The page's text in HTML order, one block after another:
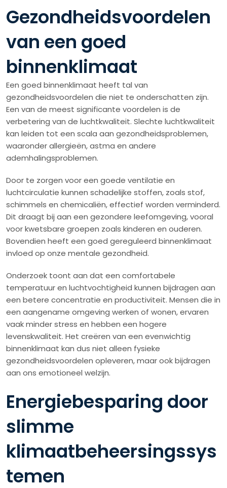
Gezondheidsvoordelen
van een goed
binnenklimaat
Een goed binnenklimaat heeft tal van
gezondheidsvoordelen die niet te onderschatten zijn.
Een van de meest significante voordelen is de
verbetering van de luchtkwaliteit. Slechte luchtkwaliteit
kan leiden tot een scala aan gezondheidsproblemen,
waaronder allergieën, astma en andere
ademhalingsproblemen.
Door te zorgen voor een goede ventilatie en
luchtcirculatie kunnen schadelijke stoffen, zoals stof,
schimmels en chemicaliën, effectief worden verminderd.
Dit draagt bij aan een gezondere leefomgeving, vooral
voor kwetsbare groepen zoals kinderen en ouderen.
Bovendien heeft een goed gereguleerd binnenklimaat
invloed op onze mentale gezondheid.
Onderzoek toont aan dat een comfortabele
temperatuur en luchtvochtigheid kunnen bijdragen aan
een betere concentratie en productiviteit. Mensen die in
een aangename omgeving werken of wonen, ervaren
vaak minder stress en hebben een hogere
levenskwaliteit. Het creëren van een evenwichtig
binnenklimaat kan dus niet alleen fysieke
gezondheidsvoordelen opleveren, maar ook bijdragen
aan ons emotioneel welzijn.
Energiebesparing door
slimme
klimaatbeheersingssys
temen